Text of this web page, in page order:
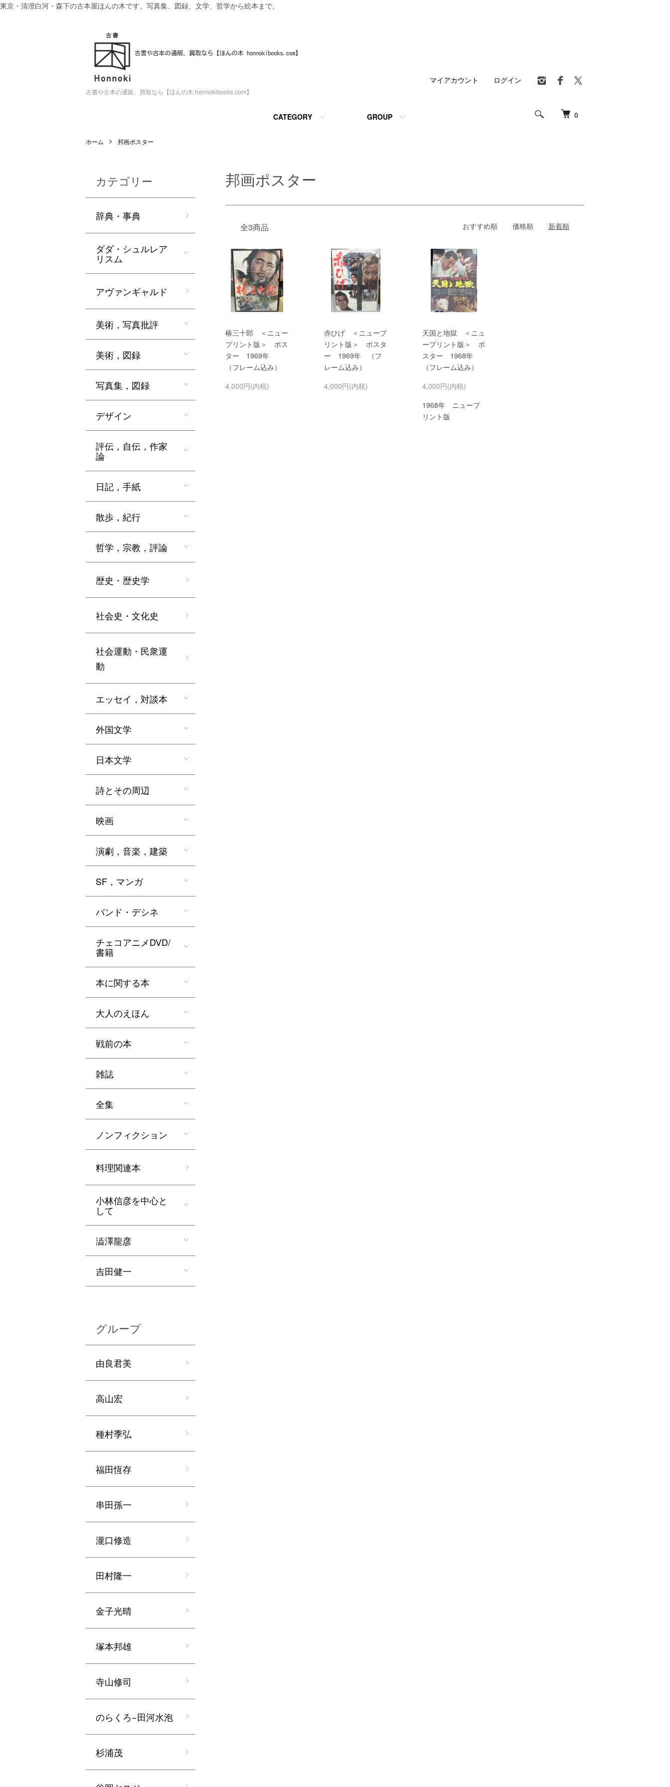
東京・清澄白河・森下の古本屋ほんの木です。写真集、図録、文学、哲学から絵本まで。
古書や古本の通販、買取なら【ほんの木 honnokibooks.com】
0
CATEGORY GROUP
マイアカウント ログイン
ホーム 邦画ポスター
邦画ポスター
全3商品 おすすめ順 価格順 新着順
椿三十郎 ＜ニュー
プリント版＞ ポス
ター 1969年
（フレーム込み）
4,000円(内税)
赤ひげ ＜ニュープ
リント版＞ ポスタ
ー 1969年 （フ
レーム込み）
4,000円(内税)
天国と地獄 ＜ニュ
ープリント版＞ ポ
スター 1968年
（フレーム込み）
4,000円(内税)
1968年 ニュープ
リント版
カテゴリー
辞典・事典
ダダ・シュルレア
リスム
アヴァンギャルド
美術，写真批評
美術，図録
写真集，図録
デザイン
評伝，自伝，作家
論
日記，手紙
散歩，紀行
哲学，宗教，評論
歴史・歴史学
社会史・文化史
社会運動・民衆運
動
エッセイ，対談本
外国文学
日本文学
詩とその周辺
映画
演劇，音楽，建築
SF，マンガ
バンド・デシネ
チェコアニメDVD/
書籍
本に関する本
大人のえほん
戦前の本
雑誌
全集
ノンフィクション
料理関連本
小林信彦を中心と
して
澁澤龍彦
吉田健一
グループ
由良君美
高山宏
種村季弘
福田恆存
串田孫一
瀧口修造
田村隆一
金子光晴
塚本邦雄
寺山修司
のらくろ−田河水泡
杉浦茂